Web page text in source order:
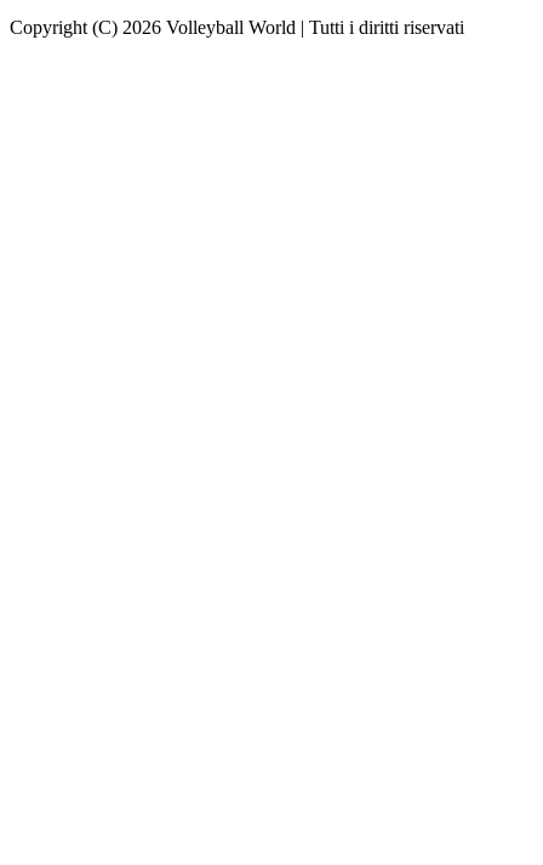
Copyright (C) 2026 Volleyball World | Tutti i diritti riservati